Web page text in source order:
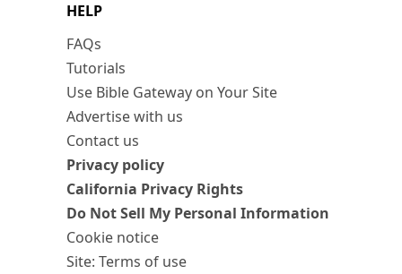
HELP
FAQs
Tutorials
Use Bible Gateway on Your Site
Advertise with us
Contact us
Privacy policy
California Privacy Rights
Do Not Sell My Personal Information
Cookie notice
Site: Terms of use